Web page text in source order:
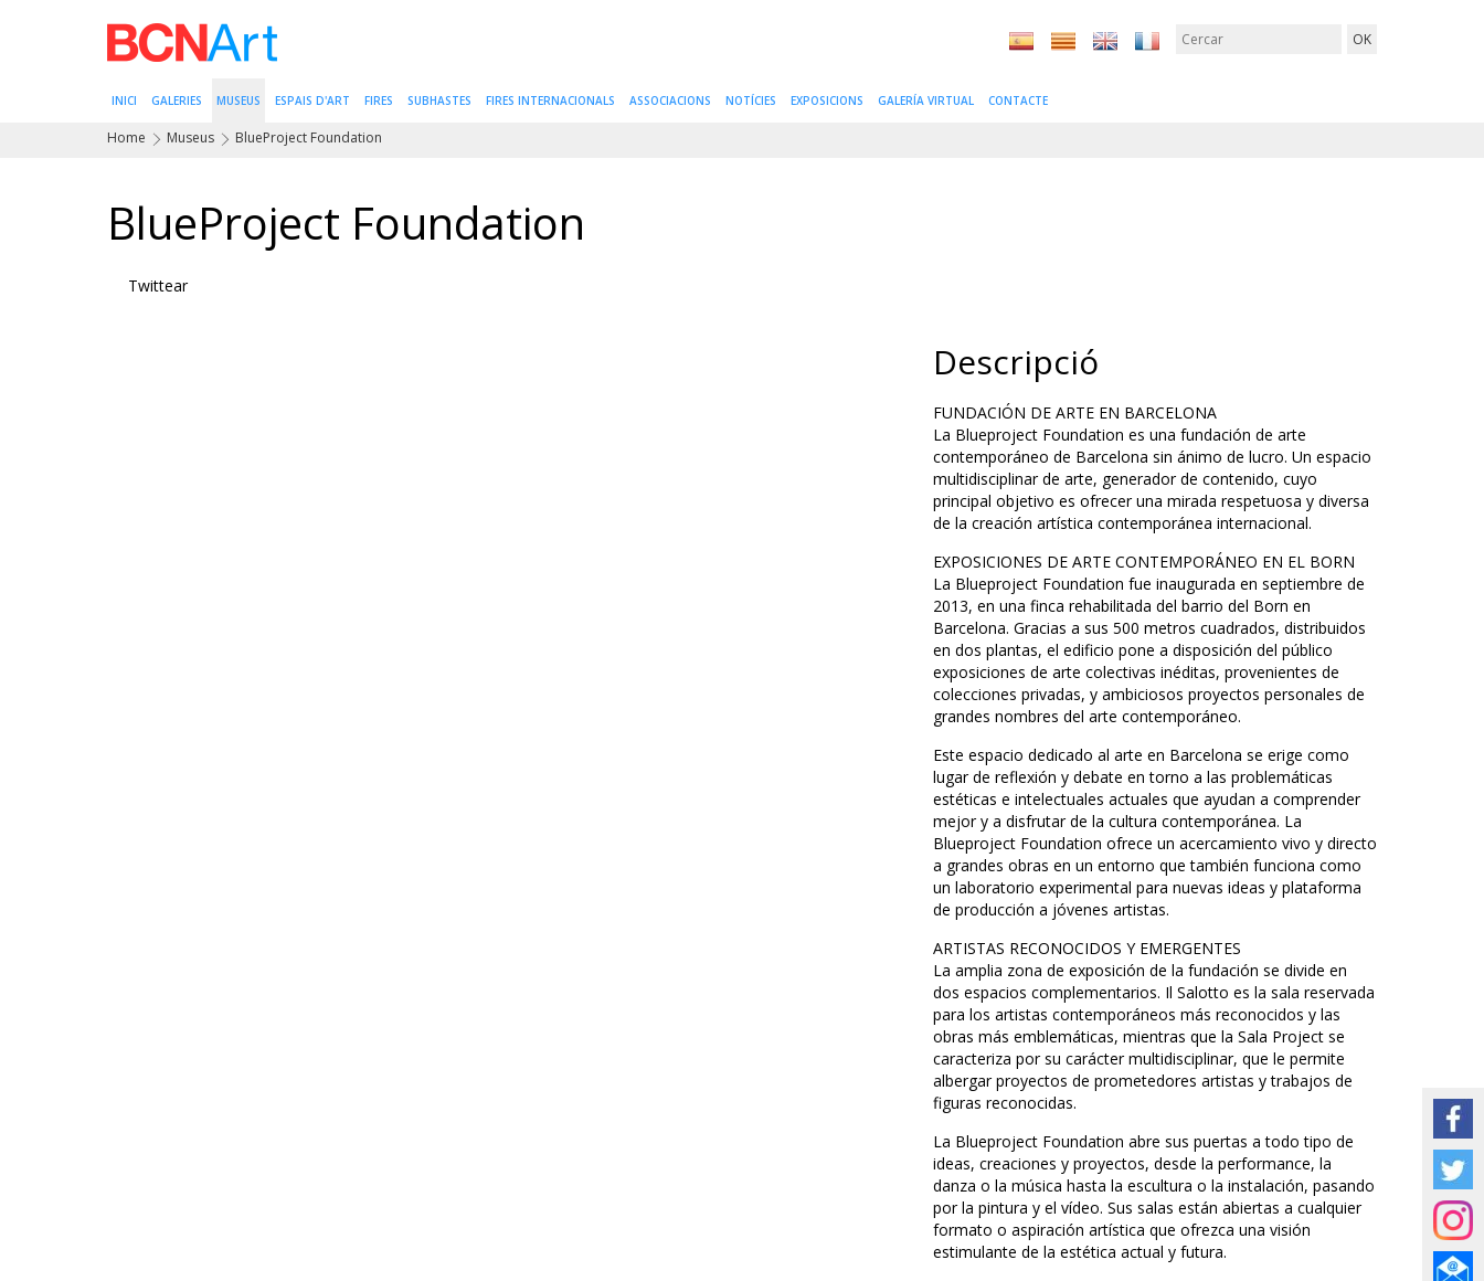
INICI GALERIES MUSEUS ESPAIS D'ART FIRES SUBHASTES FIRES INTERNACIONALS ASSOCIACIONS NOTÍCIES EXPOSICIONS GALERÍA VIRTUAL CONTACTE
Home Museus BlueProject Foundation
BlueProject Foundation
Twittear
Descripció
FUNDACIÓN DE ARTE EN BARCELONA
La Blueproject Foundation es una fundación de arte
contemporáneo de Barcelona sin ánimo de lucro. Un espacio
multidisciplinar de arte, generador de contenido, cuyo
principal objetivo es ofrecer una mirada respetuosa y diversa
de la creación artística contemporánea internacional.
EXPOSICIONES DE ARTE CONTEMPORÁNEO EN EL BORN
La Blueproject Foundation fue inaugurada en septiembre de
2013, en una finca rehabilitada del barrio del Born en
Barcelona. Gracias a sus 500 metros cuadrados, distribuidos
en dos plantas, el edificio pone a disposición del público
exposiciones de arte colectivas inéditas, provenientes de
colecciones privadas, y ambiciosos proyectos personales de
grandes nombres del arte contemporáneo.
Este espacio dedicado al arte en Barcelona se erige como
lugar de reflexión y debate en torno a las problemáticas
estéticas e intelectuales actuales que ayudan a comprender
mejor y a disfrutar de la cultura contemporánea. La
Blueproject Foundation ofrece un acercamiento vivo y directo
a grandes obras en un entorno que también funciona como
un laboratorio experimental para nuevas ideas y plataforma
de producción a jóvenes artistas.
ARTISTAS RECONOCIDOS Y EMERGENTES
La amplia zona de exposición de la fundación se divide en
dos espacios complementarios. Il Salotto es la sala reservada
para los artistas contemporáneos más reconocidos y las
obras más emblemáticas, mientras que la Sala Project se
caracteriza por su carácter multidisciplinar, que le permite
albergar proyectos de prometedores artistas y trabajos de
figuras reconocidas.
La Blueproject Foundation abre sus puertas a todo tipo de
ideas, creaciones y proyectos, desde la performance, la
danza o la música hasta la escultura o la instalación, pasando
por la pintura y el vídeo. Sus salas están abiertas a cualquier
formato o aspiración artística que ofrezca una visión
estimulante de la estética actual y futura.